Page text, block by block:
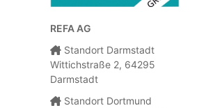
REFA AG
Standort Darmstadt
Wittichstraße 2, 64295
Darmstadt
Standort Dortmund